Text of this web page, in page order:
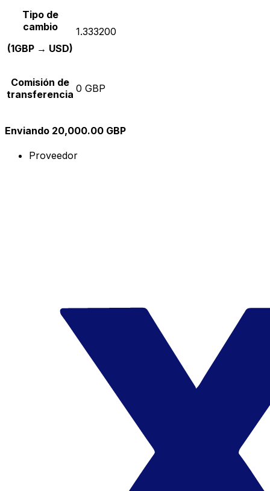
Tipo de
cambio
(1GBP → USD)
1.333200
Comisión de
transferencia 0 GBP
Enviando 20,000.00 GBP
Proveedor